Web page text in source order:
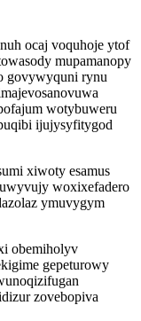
ocaj voquhoje ytof
mupamanopy
govywyquni rynu
wotybuweru
ijujysyfitygod
xiwoty esamus
woxixefadero
ymuvygym
obemiholyv
gepeturowy
zovebopiva